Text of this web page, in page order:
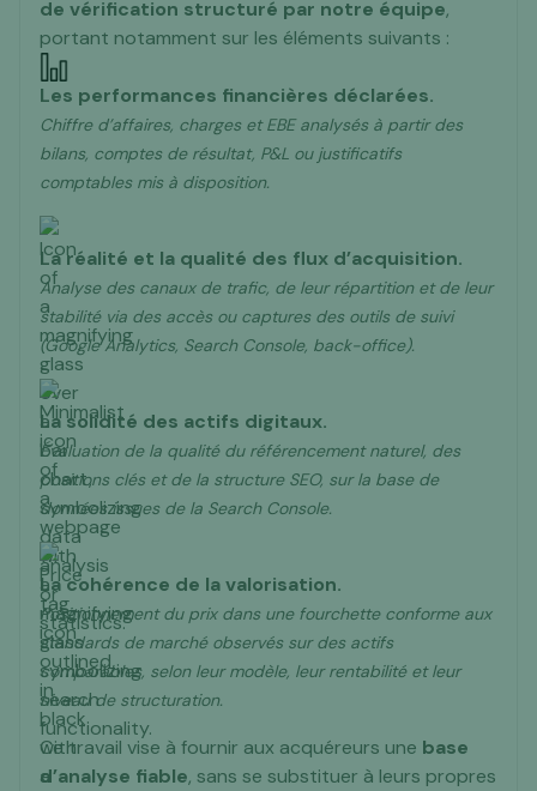
de vérification structuré par notre équipe,
portant notamment sur les éléments suivants :
Les performances financières déclarées.
Chiffre d’affaires, charges et EBE analysés à partir des
bilans, comptes de résultat, P&L ou justificatifs
comptables mis à disposition.
La réalité et la qualité des flux d’acquisition.
Analyse des canaux de trafic, de leur répartition et de leur
stabilité via des accès ou captures des outils de suivi
(Google Analytics, Search Console, back-office).
La solidité des actifs digitaux.
Évaluation de la qualité du référencement naturel, des
positions clés et de la structure SEO, sur la base de
données issues de la Search Console.
La cohérence de la valorisation.
Positionnement du prix dans une fourchette conforme aux
standards de marché observés sur des actifs
comparables, selon leur modèle, leur rentabilité et leur
niveau de structuration.
Ce travail vise à fournir aux acquéreurs une base
d’analyse fiable, sans se substituer à leurs propres